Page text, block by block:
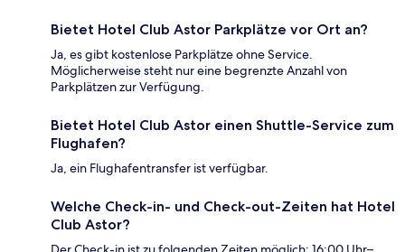
Bietet Hotel Club Astor Parkplätze vor Ort an?
Ja, es gibt kostenlose Parkplätze ohne Service.
Möglicherweise steht nur eine begrenzte Anzahl von
Parkplätzen zur Verfügung.
Bietet Hotel Club Astor einen Shuttle-Service zum
Flughafen?
Ja, ein Flughafentransfer ist verfügbar.
Welche Check-in- und Check-out-Zeiten hat Hotel
Club Astor?